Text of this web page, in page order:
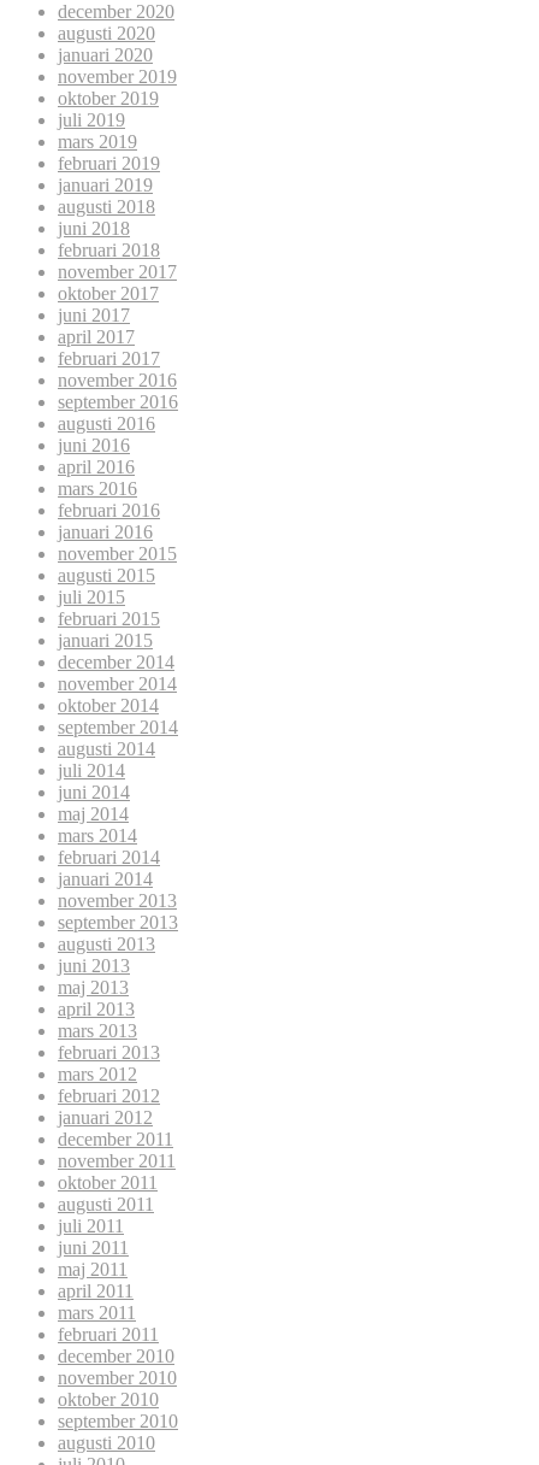
december 2020
augusti 2020
januari 2020
november 2019
oktober 2019
juli 2019
mars 2019
februari 2019
januari 2019
augusti 2018
juni 2018
februari 2018
november 2017
oktober 2017
juni 2017
april 2017
februari 2017
november 2016
september 2016
augusti 2016
juni 2016
april 2016
mars 2016
februari 2016
januari 2016
november 2015
augusti 2015
juli 2015
februari 2015
januari 2015
december 2014
november 2014
oktober 2014
september 2014
augusti 2014
juli 2014
juni 2014
maj 2014
mars 2014
februari 2014
januari 2014
november 2013
september 2013
augusti 2013
juni 2013
maj 2013
april 2013
mars 2013
februari 2013
mars 2012
februari 2012
januari 2012
december 2011
november 2011
oktober 2011
augusti 2011
juli 2011
juni 2011
maj 2011
april 2011
mars 2011
februari 2011
december 2010
november 2010
oktober 2010
september 2010
augusti 2010